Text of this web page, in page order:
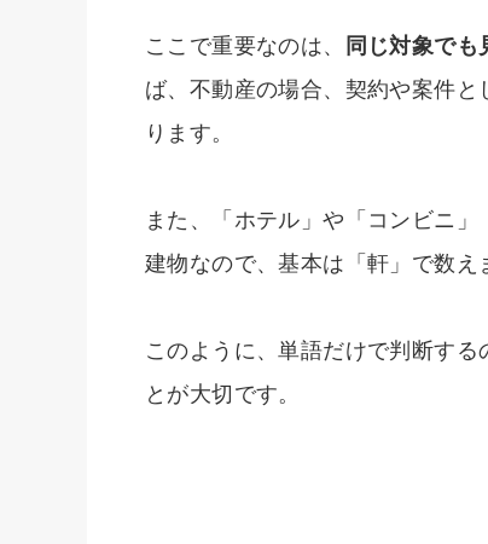
ここで重要なのは、 同じ対象でも
ば、不動産の場合、契約や案件
ります。
また、「ホテル」や「コンビニ
建物なので、基本は「軒」で数え
このように、単語だけで判断する
とが大切です。